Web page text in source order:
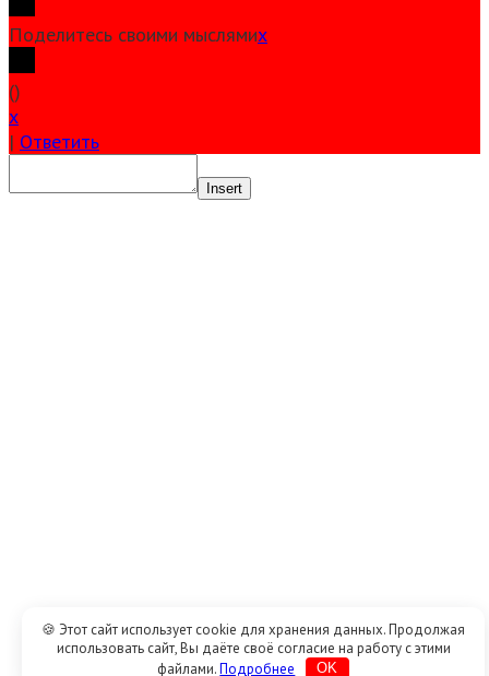
Поделитесь своими мыслямиx
()
x
| Ответить
Insert
🍪 Этот сайт использует cookie для хранения данных. Продолжая
использовать сайт, Вы даёте своё согласие на работу с этими
файлами.Подробнее OK